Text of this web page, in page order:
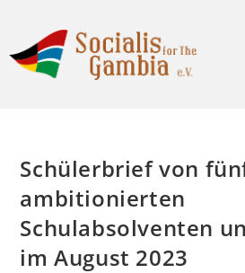
Schülerbrief von
ambitionierten
Schulabsolventen
im August 2023